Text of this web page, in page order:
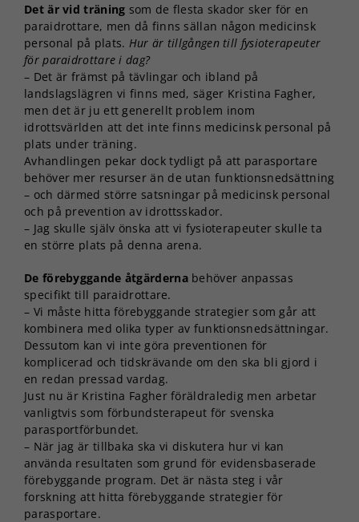
Det är vid träning som de flesta skador sker för en
paraidrottare, men då finns sällan någon medicinsk
personal på plats. Hur är tillgången till fysioterapeuter
för paraidrottare i dag?
– Det är främst på tävlingar och ibland på
landslagslägren vi finns med, säger Kristina Fagher,
men det är ju ett generellt problem inom
idrottsvärlden att det inte finns medicinsk personal på
plats under träning.
Avhandlingen pekar dock tydligt på att parasportare
behöver mer resurser än de utan funktionsnedsättning
– och därmed större satsningar på medicinsk personal
och på prevention av idrottsskador.
– Jag skulle själv önska att vi fysioterapeuter skulle ta
en större plats på denna arena.
De förebyggande åtgärdernabehöver anpassas
specifikt till paraidrottare.
– Vi måste hitta förebyggande strategier som går att
kombinera med olika typer av funktionsnedsättningar.
Dessutom kan vi inte göra preventionen för
komplicerad och tidskrävande om den ska bli gjord i
en redan pressad vardag.
Just nu är Kristina Fagher föräldraledig men arbetar
vanligtvis som förbundsterapeut för svenska
parasportförbundet.
– När jag är tillbaka ska vi diskutera hur vi kan
använda resultaten som grund för evidensbaserade
förebyggande program. Det är nästa steg i vår
forskning att hitta förebyggande strategier för
parasportare.